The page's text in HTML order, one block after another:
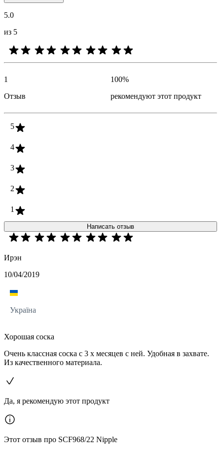
5.0
из 5
1
Отзыв
100%
рекомендуют этот продукт
5
4
3
2
1
Написать отзыв
Ирэн
10/04/2019
Україна
Хорошая соска
Очень классная соска с 3 х месяцев с ней. Удобная в захвате.
Из качественного материала.
Да, я рекомендую этот продукт
Этот отзыв про SCF968/22 Nipple